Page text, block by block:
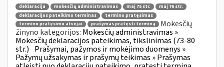
deklaracija mokesčių administravimas maį 75 str.
maį 76 str.
deklaracijos pateikimo terminas
termino pratęsimas
termino pratęsimo atvejai
prašymas pratęsti terminą
Mokesčių
žinyno kategorijos: Mokesčių administravimas »
Mokesčių deklaracijos pateikimas, tikslinimas (73-80
str.) Prašymai, pažymos ir mokėjimo duomenys »
Pažymų užsakymas ir prašymų teikimas » Prašymas